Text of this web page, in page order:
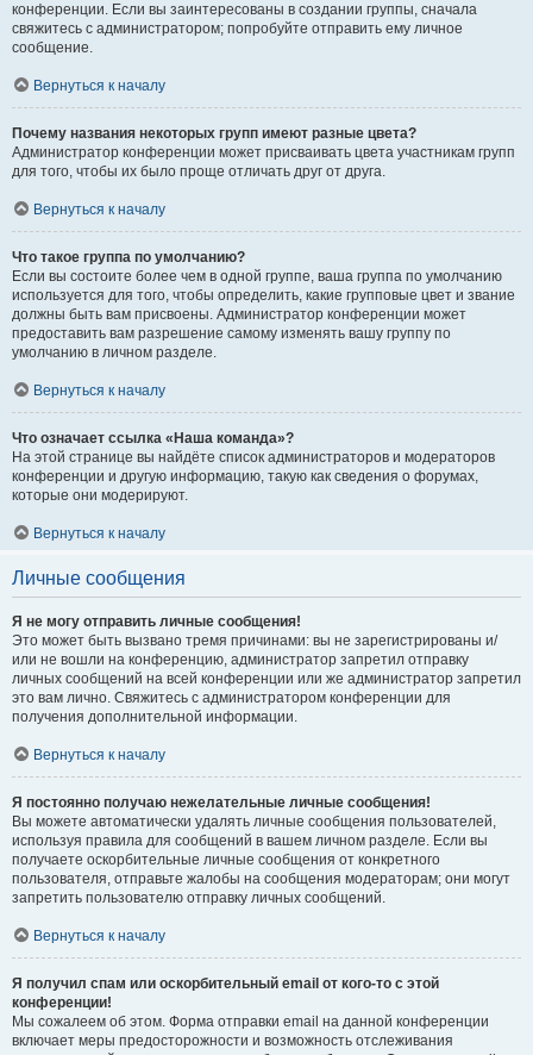
конференции. Если вы заинтересованы в создании группы, сначала
свяжитесь с администратором; попробуйте отправить ему личное
сообщение.
Вернуться к началу
Почему названия некоторых групп имеют разные цвета?
Администратор конференции может присваивать цвета участникам групп
для того, чтобы их было проще отличать друг от друга.
Вернуться к началу
Что такое группа по умолчанию?
Если вы состоите более чем в одной группе, ваша группа по умолчанию
используется для того, чтобы определить, какие групповые цвет и звание
должны быть вам присвоены. Администратор конференции может
предоставить вам разрешение самому изменять вашу группу по
умолчанию в личном разделе.
Вернуться к началу
Что означает ссылка «Наша команда»?
На этой странице вы найдёте список администраторов и модераторов
конференции и другую информацию, такую как сведения о форумах,
которые они модерируют.
Вернуться к началу
Личные сообщения
Я не могу отправить личные сообщения!
Это может быть вызвано тремя причинами: вы не зарегистрированы и/
или не вошли на конференцию, администратор запретил отправку
личных сообщений на всей конференции или же администратор запретил
это вам лично. Свяжитесь с администратором конференции для
получения дополнительной информации.
Вернуться к началу
Я постоянно получаю нежелательные личные сообщения!
Вы можете автоматически удалять личные сообщения пользователей,
используя правила для сообщений в вашем личном разделе. Если вы
получаете оскорбительные личные сообщения от конкретного
пользователя, отправьте жалобы на сообщения модераторам; они могут
запретить пользователю отправку личных сообщений.
Вернуться к началу
Я получил спам или оскорбительный email от кого-то с этой
конференции!
Мы сожалеем об этом. Форма отправки email на данной конференции
включает меры предосторожности и возможность отслеживания